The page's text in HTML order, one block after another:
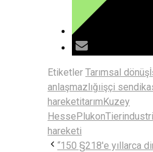
Etiketler Tarımsal dönüş
anlaşmazlığıişçi
hareketitarımKuzey
HessePlukon
hareketi
“150 §218'e yıllarca